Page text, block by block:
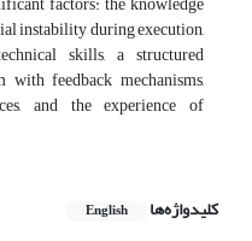
instability during execution,
skills, a structured
feedback mechanisms,
and the experience of
کلیدواژه‌ها English